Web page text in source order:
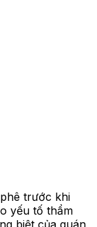
trước khi
yếu tố thẩm